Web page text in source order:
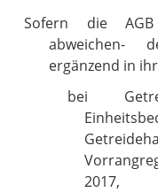
Sofern die AGB
abweichen-
ergänzend in
bei
2017,